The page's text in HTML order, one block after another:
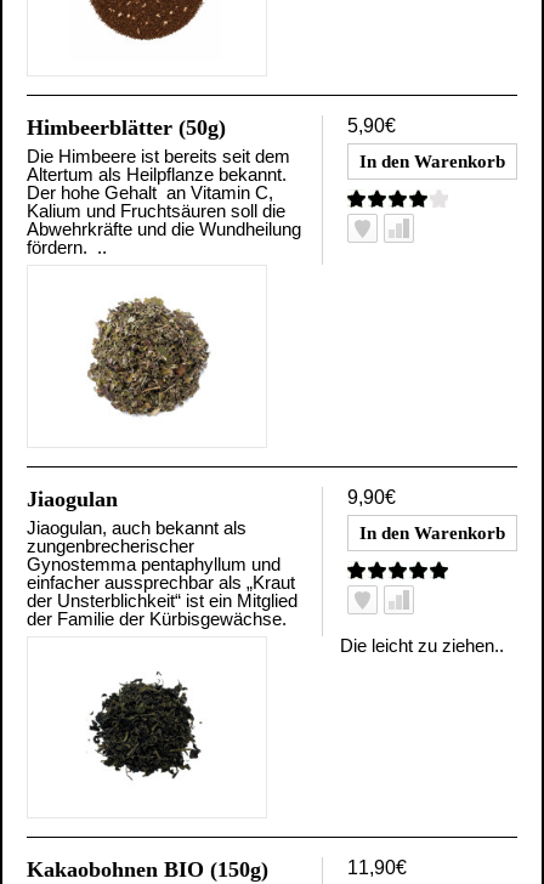
5,90€
Himbeerblätter (50g)
Die Himbeere ist bereits seit dem
Altertum als Heilpflanze bekannt.
Der hohe Gehalt an Vitamin C,
Kalium und Fruchtsäuren soll die
Abwehrkräfte und die Wundheilung
fördern. ..
9,90€
Jiaogulan
Jiaogulan, auch bekannt als
zungenbrecherischer
Gynostemma pentaphyllum und
einfacher aussprechbar als „Kraut
der Unsterblichkeit“ ist ein Mitglied
der Familie der Kürbisgewächse.
Die leicht zu ziehen..
11,90€
Kakaobohnen BIO (150g)